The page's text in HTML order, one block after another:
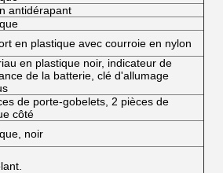
antidérapant
en plastique avec courroie en nylon
en plastique noir, indicateur de
de la batterie, clé d'allumage
de porte-gobelets, 2 pièces de
côté
noir